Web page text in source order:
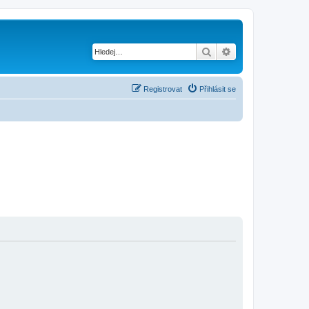
Hledat
Přihlásit se
Registrovat